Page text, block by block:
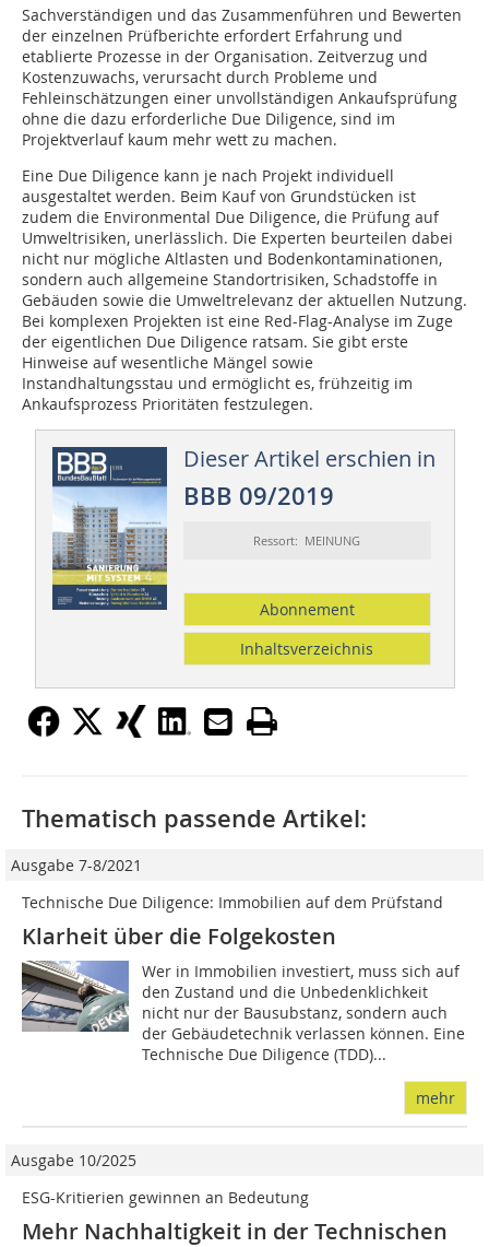
Sachverständigen und das Zusammenführen und Bewerten
der einzelnen Prüfberichte erfordert Erfahrung und
etablierte Prozesse in der Organisation. Zeitverzug und
Kostenzuwachs, verursacht durch Probleme und
Fehleinschätzungen einer unvollständigen Ankaufsprüfung
ohne die dazu erforderliche Due Diligence, sind im
Projektverlauf kaum mehr wett zu machen.
Eine Due Diligence kann je nach Projekt individuell
ausgestaltet werden. Beim Kauf von Grundstücken ist
zudem die Environmental Due Diligence, die Prüfung auf
Umweltrisiken, unerlässlich. Die Experten beurteilen dabei
nicht nur mögliche Altlasten und Bodenkontaminationen,
sondern auch allgemeine Standortrisiken, Schadstoffe in
Gebäuden sowie die Umweltrelevanz der aktuellen Nutzung.
Bei komplexen Projekten ist eine Red-Flag-Analyse im Zuge
der eigentlichen Due Diligence ratsam. Sie gibt erste
Hinweise auf wesentliche Mängel sowie
Instandhaltungsstau und ermöglicht es, frühzeitig im
Ankaufsprozess Prioritäten festzulegen.
Dieser Artikel erschien in
BBB 09/2019
Ressort: MEINUNG
Abonnement
Inhaltsverzeichnis
Thematisch passende Artikel:
Ausgabe 7-8/2021
Technische Due Diligence: Immobilien auf dem Prüfstand
Klarheit über die Folgekosten
Wer in Immobilien investiert, muss sich auf
den Zustand und die Unbedenklichkeit
nicht nur der Bausubstanz, sondern auch
der Gebäudetechnik verlassen können. Eine
Technische Due Diligence (TDD)...
mehr
Ausgabe 10/2025
ESG-Kritierien gewinnen an Bedeutung
Mehr Nachhaltigkeit in der Technischen